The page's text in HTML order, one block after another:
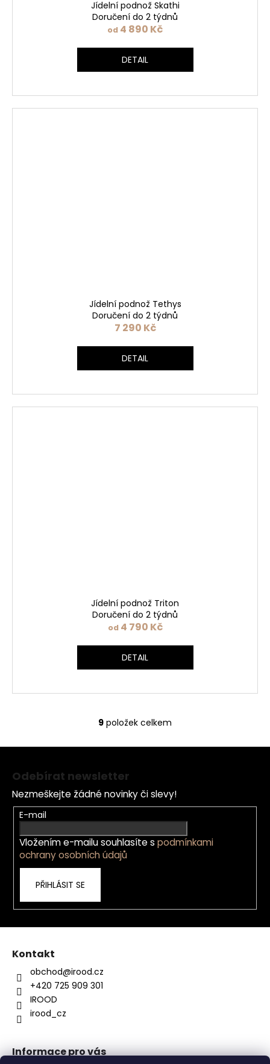
Jídelní podnož Skathi
Doručení do 2 týdnů
od 4 890 Kč
DETAIL
Jídelní podnož Tethys
Doručení do 2 týdnů
7 290 Kč
DETAIL
Jídelní podnož Triton
Doručení do 2 týdnů
od4 790 Kč
DETAIL
prvky
9 položek celkem
Z
Odebírat newsletter
Nezmeškejte žádné novinky či slevy!
E-mail
Vložením e-mailu souhlasíte s podmínkami
ochrany osobních údajů
PŘIHLÁSIT SE
Kontakt
obchod@irood.cz
+420 725 909 301
IROOD
irood_cz
Informace pro vás